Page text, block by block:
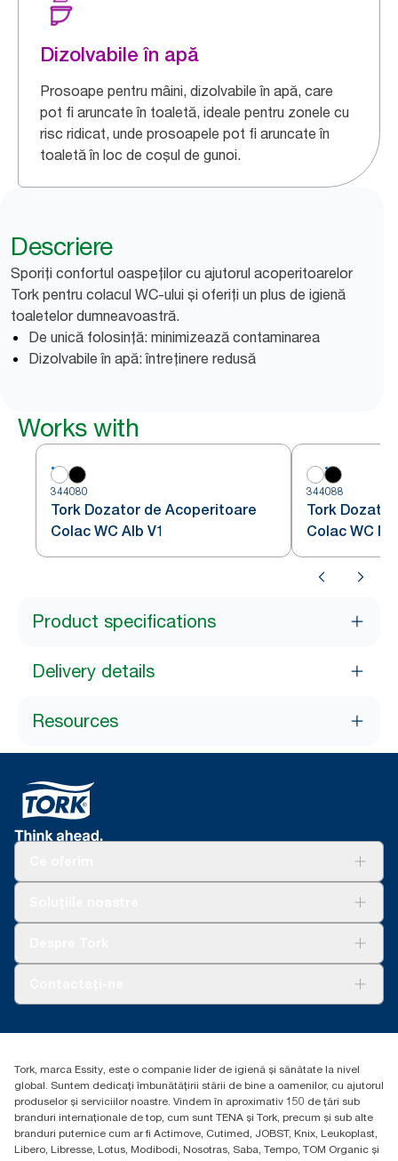
Dizolvabile în apă
Prosoape pentru mâini, dizolvabile în apă, care
pot fi aruncate în toaletă, ideale pentru zonele cu
risc ridicat, unde prosoapele pot fi aruncate în
toaletă în loc de coșul de gunoi.
Descriere
Sporiți confortul oaspeților cu ajutorul acoperitoarelor
Tork pentru colacul WC-ului și oferiți un plus de igienă
toaletelor dumneavoastră.
De unică folosință: minimizează contaminarea
Dizolvabile în apă: întreținere redusă
Works with
344080
Tork Dozator de Acoperitoare
Colac WC Alb V1
344088
Tork
Colac WC
Product specifications
Delivery details
Resources
Essity Hungary Kft. Professional Hygiene
Budakeszi út 51.
Tork, marca Essity, este o companie lider de igienă și sănătate la nivel
global. Suntem dedicați îmbunătățirii stării de bine a oamenilor, cu ajutorul
produselor și serviciilor noastre. Vindem în aproximativ 150 de țări sub
branduri internaționale de top, cum sunt TENA și Tork, precum și sub alte
branduri puternice cum ar fi Actimove, Cutimed, JOBST, Knix, Leukoplast,
Libero, Libresse, Lotus, Modibodi, Nosotras, Saba, Tempo, TOM Organic și